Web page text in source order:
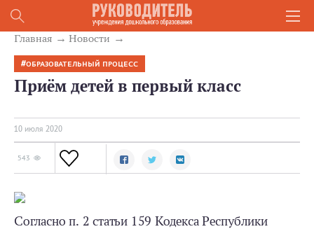
Главная Новости
ОБРАЗОВАТЕЛЬНЫЙ ПРОЦЕСС
Приём детей в первый класс
10 июля 2020
543
Согласно п. 2 статьи 159 Кодекса Республики